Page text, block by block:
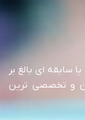
سابقه ای بالغ بر
و تخصصی ترین